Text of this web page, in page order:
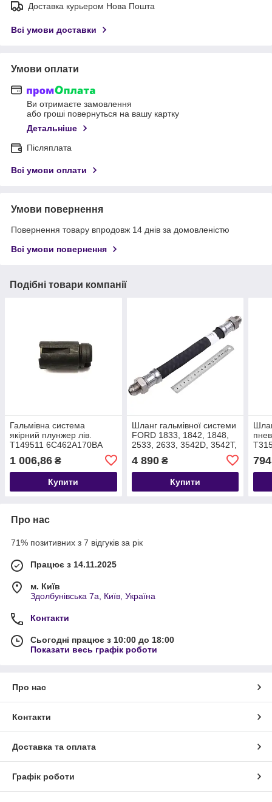
Доставка курьером Нова Пошта
Всі умови доставки
Умови оплати
Ви отримаєте замовлення
або гроші повернуться на вашу картку
Детальніше
Післяплата
Всі умови оплати
Умови повернення
Повернення товару впродовж 14 днів за домовленістю
Всі умови повернення
Подібні товари компанії
Гальмівна система
якірний плунжер лів.
T149511 6C462A170BA
1 006,86 ₴
Купити
Шланг гальмівної системи
FORD 1833, 1842, 1848,
2533, 2633, 3542D, 3542T,
MC462A165AA
4 890₴
Купити
Про нас
71% позитивних з 7 відгуків за рік
Працює з 14.11.2025
м. Київ
Здолбунівська 7а, Київ, Україна
Контакти
Сьогодні працює з 10:00 до 18:00
Показати весь графік роботи
Про нас
Контакти
Доставка та оплата
Графік роботи